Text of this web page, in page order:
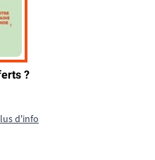
d'info